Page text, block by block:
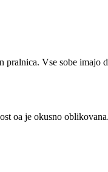
Vse sobe
oa je okusno oblikovana.